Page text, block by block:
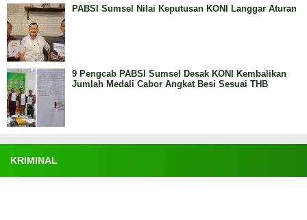
PABSI Sumsel Nilai Keputusan KONI Langgar Aturan
9 Pengcab PABSI Sumsel Desak KONI Kembalikan
Jumlah Medali Cabor Angkat Besi Sesuai THB
KRIMINAL